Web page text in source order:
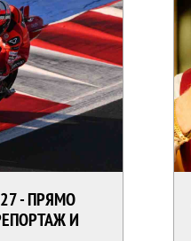
- ПРЯМО
И